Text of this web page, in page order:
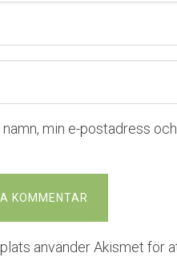
min e-postadress
använder Akismet för